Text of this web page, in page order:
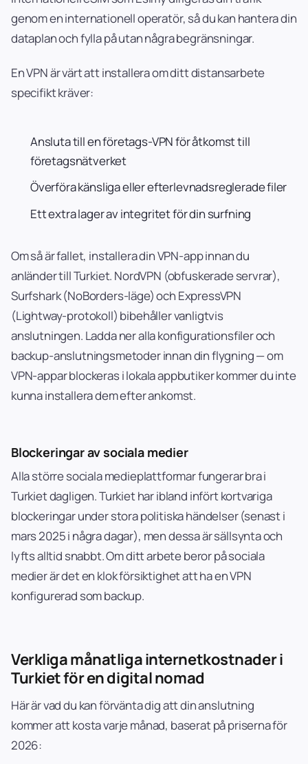
genom en internationell operatör, så du kan hantera din
dataplan och fylla på utan några begränsningar.
En VPN är värt att installera om ditt distansarbete
specifikt kräver:
Ansluta till en företags-VPN för åtkomst till
företagsnätverket
Överföra känsliga eller efterlevnadsreglerade filer
Ett extra lager av integritet för din surfning
Om så är fallet, installera din VPN-app innan du
anländer till Turkiet. NordVPN (obfuskerade servrar),
Surfshark (NoBorders-läge) och ExpressVPN
(Lightway-protokoll) bibehåller vanligtvis
anslutningen. Ladda ner alla konfigurationsfiler och
backup-anslutningsmetoder innan din flygning — om
VPN-appar blockeras i lokala appbutiker kommer du inte
kunna installera dem efter ankomst.
Blockeringar av sociala medier
Alla större sociala medieplattformar fungerar bra i
Turkiet dagligen. Turkiet har ibland infört kortvariga
blockeringar under stora politiska händelser (senast i
mars 2025 i några dagar), men dessa är sällsynta och
lyfts alltid snabbt. Om ditt arbete beror på sociala
medier är det en klok försiktighet att ha en VPN
konfigurerad som backup.
Verkliga månatliga internetkostnader i
Turkiet för en digital nomad
Här är vad du kan förvänta dig att din anslutning
kommer att kosta varje månad, baserat på priserna för
2026: